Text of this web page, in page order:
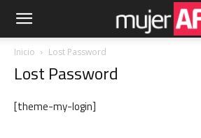
Inicio Lost Password
Lost Password
[theme-my-login]